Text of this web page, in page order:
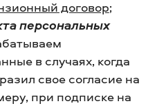
договор;
персональных
в случаях, когда
свое согласие на
при подписке на